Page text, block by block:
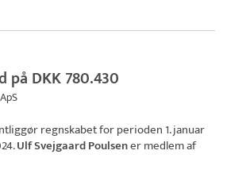
på DKK 780.430
regnskabet for perioden 1. januar
Ulf Svejgaard Poulsener medlem af